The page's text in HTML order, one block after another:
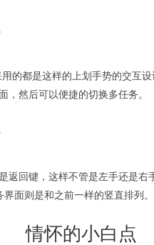
的都是这样的上划手势的交互
，然后可以便捷的切换多任务。
返回键，这样不管是左手还是
面则是和之前一样的竖直排列。
情怀的小白点